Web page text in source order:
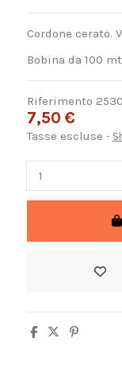
Cordone cerato.
Bobina da 100
Riferimento
7,50 €
Tasse escluse